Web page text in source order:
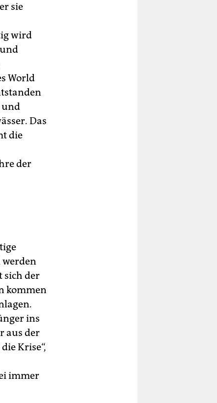
sie
wird
World
und
Das
die
der
werden
sich der
kommen
ins
aus der
Krise“,
immer